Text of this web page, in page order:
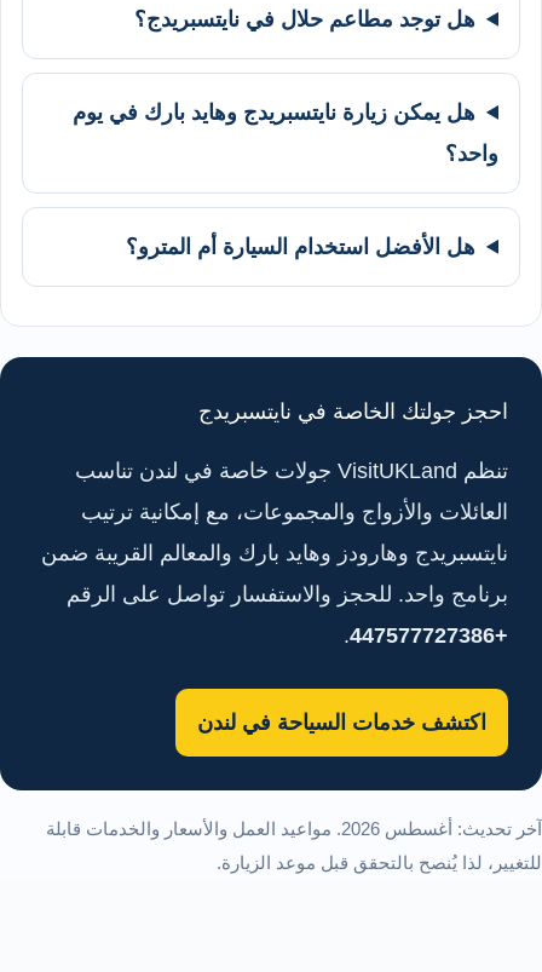
هل توجد مطاعم حلال في نايتسبريدج؟
هل يمكن زيارة نايتسبريدج وهايد بارك في يوم
واحد؟
هل الأفضل استخدام السيارة أم المترو؟
احجز جولتك الخاصة في نايتسبريدج
تنظم VisitUKLand جولات خاصة في لندن تناسب
العائلات والأزواج والمجموعات، مع إمكانية ترتيب
نايتسبريدج وهارودز وهايد بارك والمعالم القريبة ضمن
برنامج واحد. للحجز والاستفسار تواصل على الرقم
+447577727386
.
اكتشف خدمات السياحة في لندن
آخر تحديث: أغسطس 2026. مواعيد العمل والأسعار والخدمات قابلة
للتغيير، لذا يُنصح بالتحقق قبل موعد الزيارة.